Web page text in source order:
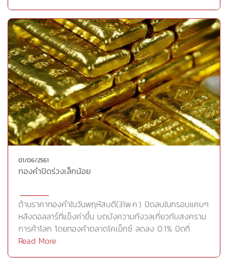
ราคาดีดตัวบริเวณแนวต้าน และซื้อปิดทำกำไรแนวรับ- นัก
ลงทุนที่ถือ Long Positionเก็งกำไรระยะสั้นๆ หาจังหวะปิด
สถานะเมื่อราคาดีดตัว- นักลงทุนที่ถือ Short Positionปิดทำ
กำไรเป็นช่วงๆเมื่อราคาอ่อนตัวกลยุทธ์สำหรับนักลงทุน
Weekly Tradingภาพหลักยังเป็นขาลง เน้นบริหารพอร์ต
สมดุล รอความชัดเจนของทิศทางการขึ้นดอกเบี้ยของเฟดใน
การประชุมสัปดาห์หน้าGold Futures M18 จะมีแนวรับที่ระดับ
19,650 บาท และแนวต้านที่ระดับ 19,850
บาทCr.https://www.ryt9.com/s/prg/2836582
โลหะจากพันธมิตรสำคัญ กระตุ้นความเสี่ยงสงครามการค้า
โลกอีกครั้ง ซึ่งทำให้นักลงทุนเลือกที่จะเข้าลงทุนในสินทรัพย์
ปลอดภัยอย่างเช่นทองคำเพิ่มขึ้น ทั้งนี้ แคนาดา, เม็กซิโก และ
EU ตอบโต้ในทันทีด้วยการประกาศเก็บภาษีต่อสินค้านำเข้า
ของสหรัฐ ซึ่ง EU ประกาศรายชื่อสินค้าสหรัฐหลายร้อย
รายการ นับตั้งแต่เนยถั่วไปจนถึงมอเตอร์ไซค์ ด้านเม็กซิโก
ก็ได้ประกาศว่าจะเรียกเก็บภาษีต่อสินค้านำเข้าจากสหรัฐ ซึ่ง
รวมถึงเนื้อสุกร, แอปเปิล, องุ่น, ชีส และเหล็กแผ่น ส่วน
แคนาดายังไม่ได้ออกมาตรการตอบโต้สหรัฐในทันที แต่
รัฐมนตรีต่างประเทศแคนาดาเคยระบุก่อนหน้านี้ว่า แคนาดาจะ
ทำการตอบโต้ หากสหรัฐเรียกเก็บภาษีนำเข้าเหล็กและอลูมิ
ประธานาธิบดี โดนัลด์ ทรัมป์ ที่จะเปิดเผยการสอบสวน
ทางการค้าว่า การนำเข้ายานยนต์สร้างความเสียหายต่อ
กำหนดภาษีนำเข้ายานยนต์ต่างชาติโดยกำหนดภาษีมากถึง
25% ต่อยานยนต์ที่ผลิตในต่างประเทศ ทั้งนี้ หากการนำเข้า
ยานยนต์และชิ้นส่วนยานยนต์เป็นภัยคุกคามต่ออุตสาหกรรม
และความสามารถในการพัฒนาเทคโนโลยีล้ำสมัยหรือไม่ อาจ
01/06/2561
ทองคำปิดร่วงเล็กน้อย
ด้านราคาทองคำในวันพฤหัสบดี(31พ.ค.) ปิดลบในกรอบแคบๆ
หลังดอลลาร์ที่แข็งค่าขึ้น บดบังความกังวลเกี่ยวกับสงคราม
การค้าโลก โดยทองคำตลาดโคเม็กซ์ ลดลง 0.1% ปิดที่
1,300.10 ดอลลาร์ต่อออนซ์อย่างไรก็ตาม บรรดานักลงทุน
Read More